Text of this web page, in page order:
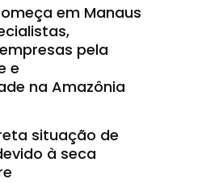
em Manaus
pela
e
na Amazônia
situação de
à seca